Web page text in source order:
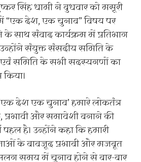
सिंह धामी ने बुधवार को मसूरी
“एक देश, एक चुनाव” विषय पर
साथ संवाद कार्यक्रम में प्रतिभाग
संयुक्त संसदीय समिति के
एवं समिति के सभी सदस्यगणों का
देश एक चुनाव’ हमारे लोकतंत्र
और समावेशी बनाने की
है। उन्होंने कहा कि हमारी
के बावजूद प्रभावी और मजबूत
समय में चुनाव होने से बार-बार